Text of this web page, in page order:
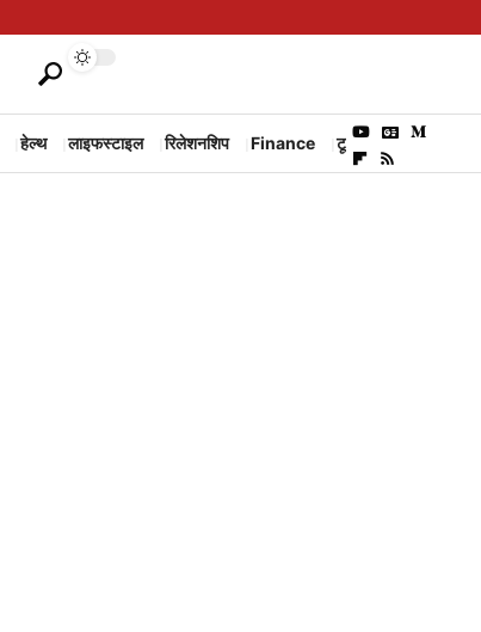
हेल्थ लाइफस्टाइल रिलेशनशिप Finance टूरिज्म